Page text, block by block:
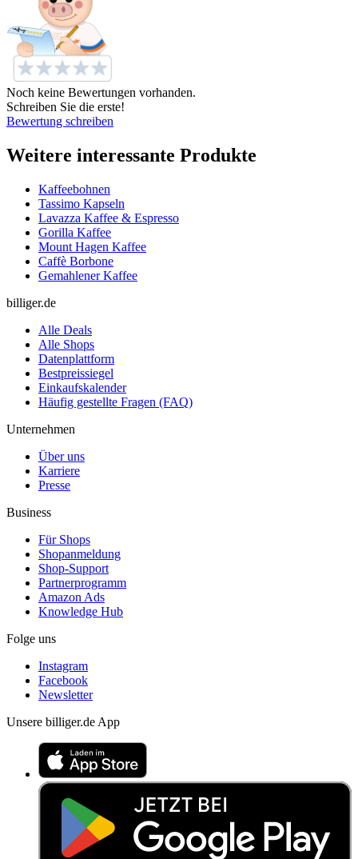
Noch keine Bewertungen vorhanden.
Schreiben Sie die erste!
Bewertung schreiben
Weitere interessante Produkte
Kaffeebohnen
Tassimo Kapseln
Lavazza Kaffee & Espresso
Gorilla Kaffee
Mount Hagen Kaffee
Caffè Borbone
Gemahlener Kaffee
billiger.de
Alle Deals
Alle Shops
Datenplattform
Bestpreissiegel
Einkaufskalender
Häufig gestellte Fragen (FAQ)
Unternehmen
Über uns
Karriere
Presse
Business
Für Shops
Shopanmeldung
Shop-Support
Partnerprogramm
Amazon Ads
Knowledge Hub
Folge uns
Instagram
Facebook
Newsletter
Unsere billiger.de App